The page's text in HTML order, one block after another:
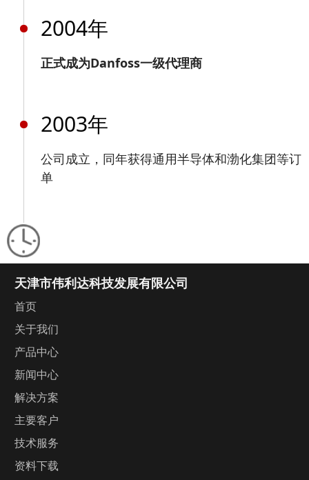
2004年
正式成为Danfoss一级代理商
2003年
公司成立，同年获得通用半导体和渤化集团等订
单
天津市伟利达科技发展有限公司
首页
关于我们
产品中心
新闻中心
解决方案
主要客户
技术服务
资料下载